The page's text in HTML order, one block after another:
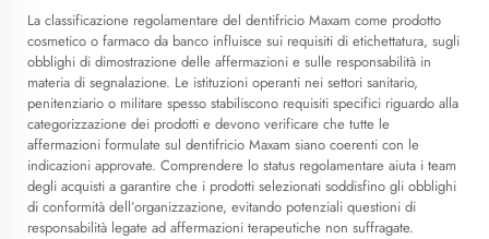
La classificazione regolamentare del dentifricio Maxam come prodotto
cosmetico o farmaco da banco influisce sui requisiti di etichettatura, sugli
obblighi di dimostrazione delle affermazioni e sulle responsabilità in
materia di segnalazione. Le istituzioni operanti nei settori sanitario,
penitenziario o militare spesso stabiliscono requisiti specifici riguardo alla
categorizzazione dei prodotti e devono verificare che tutte le
affermazioni formulate sul dentifricio Maxam siano coerenti con le
indicazioni approvate. Comprendere lo status regolamentare aiuta i team
degli acquisti a garantire che i prodotti selezionati soddisfino gli obblighi
di conformità dell’organizzazione, evitando potenziali questioni di
responsabilità legate ad affermazioni terapeutiche non suffragate.